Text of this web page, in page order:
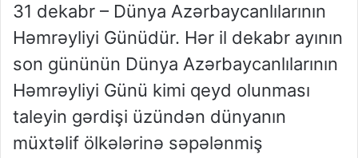
31 dekabr – Dünya Azərbaycanlılarının
Həmrəyliyi Günüdür. Hər il dekabr ayının
son gününün Dünya Azərbaycanlılarının
Həmrəyliyi Günü kimi qeyd olunması
taleyin gərdişi üzündən dünyanın
müxtəlif ölkələrinə səpələnmiş